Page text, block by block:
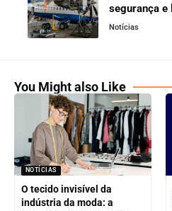
segurança e
Notícias
You Might also Like
NOTÍCIAS
O tecido invisível da
indústria da moda: a